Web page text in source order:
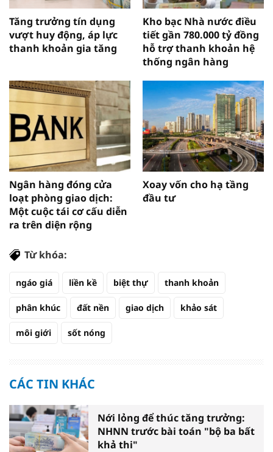
Tăng trưởng tín dụng
vượt huy động, áp lực
thanh khoản gia tăng
Kho bạc Nhà nước điều
tiết gần 780.000 tỷ đồng
hỗ trợ thanh khoản hệ
thống ngân hàng
Ngân hàng đóng cửa
loạt phòng giao dịch:
Một cuộc tái cơ cấu diễn
ra trên diện rộng
Xoay vốn cho hạ tầng
đầu tư
Từ khóa:
ngáo giá liền kề biệt thự thanh khoản
phân khúc đất nền giao dịch khảo sát
môi giới sốt nóng
CÁC TIN KHÁC
Nới lỏng để thúc tăng trưởng:
NHNN trước bài toán "bộ ba bất
khả thi"